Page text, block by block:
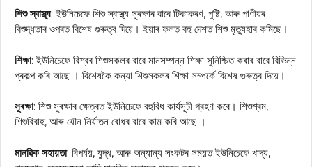
শিশু স্বাস্থ্য: ইউনিচেফে শিশু স্বাস্থ্য সুৰক্ষাৰ বাবে টিকাকৰণ, পুষ্টি, আৰু পাণীয়ৰ
বিশুদ্ধতাৰ ওপৰত বিশেষ গুৰুত্ব দিয়ে। ইয়াৰ ফলত বহু দেশত শিশু মৃত্যুহাৰ কমিছে।
শিক্ষা: ইউনিচেফে বিশ্বৰ শিশুসকলৰ বাবে মানসম্পন্ন শিক্ষা সুনিশ্চিত কৰাৰ বাবে বিভিন্ন
প্ৰকল্প কৰি আছে । বিশেষকৈ কন্যা শিশুসকলৰ শিক্ষা সম্পৰ্কে বিশেষ গুৰুত্ব দিয়ে।
সুৰক্ষা: শিশু সুৰক্ষাৰ ক্ষেত্ৰত ইউনিচেফে বহুবিধ কার্যসূচী গ্ৰহণ কৰে। শিশুশ্ৰম,
শিশুবিবাহ, আৰু যৌন নিৰ্যাতন ৰোধৰ বাবে কাম কৰি আছে ।
মানৱিক সহায়তা: বিপৰ্যয়, যুদ্ধ, আৰু অন্যান্য সংকটৰ সময়ত ইউনিচেফে খাদ্য,